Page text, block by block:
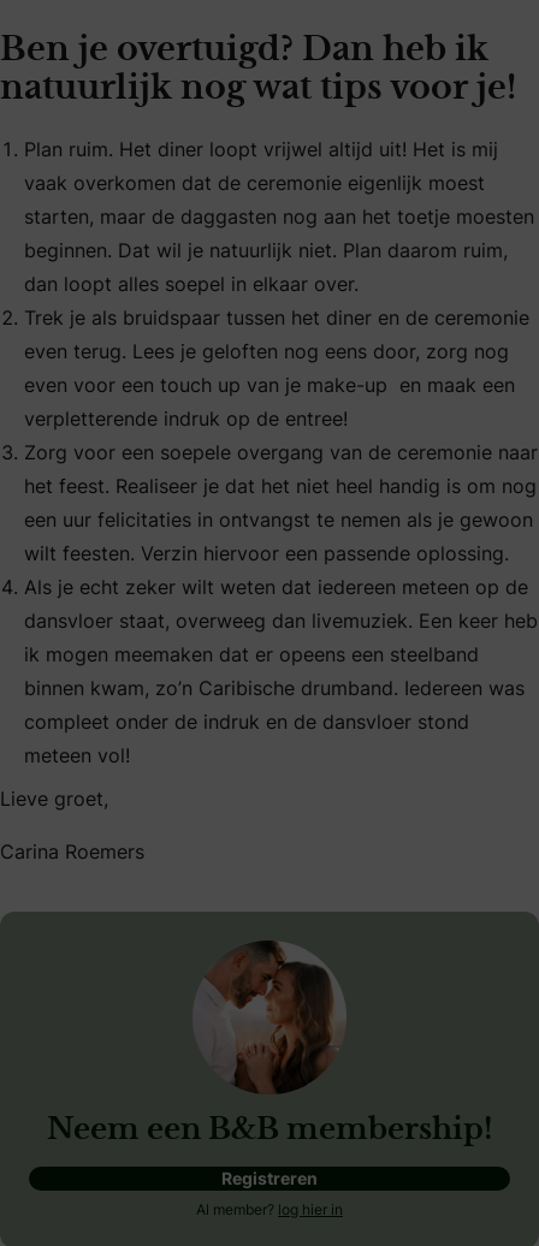
Ben je overtuigd? Dan heb ik
natuurlijk nog wat tips voor je!
Plan ruim. Het diner loopt vrijwel altijd uit! Het is mij
vaak overkomen dat de ceremonie eigenlijk moest
starten, maar de daggasten nog aan het toetje moesten
beginnen. Dat wil je natuurlijk niet. Plan daarom ruim,
dan loopt alles soepel in elkaar over.
Trek je als bruidspaar tussen het diner en de ceremonie
even terug. Lees je geloften nog eens door, zorg nog
even voor een touch up van je make-up en maak een
verpletterende indruk op de entree!
Zorg voor een soepele overgang van de ceremonie naar
het feest. Realiseer je dat het niet heel handig is om nog
een uur felicitaties in ontvangst te nemen als je gewoon
wilt feesten. Verzin hiervoor een passende oplossing.
Als je echt zeker wilt weten dat iedereen meteen op de
dansvloer staat, overweeg dan livemuziek. Een keer heb
ik mogen meemaken dat er opeens een steelband
binnen kwam, zo’n Caribische drumband. Iedereen was
compleet onder de indruk en de dansvloer stond
meteen vol!
Lieve groet,
Carina Roemers
Neem een B&B membership!
Registreren
Al member? log hier in